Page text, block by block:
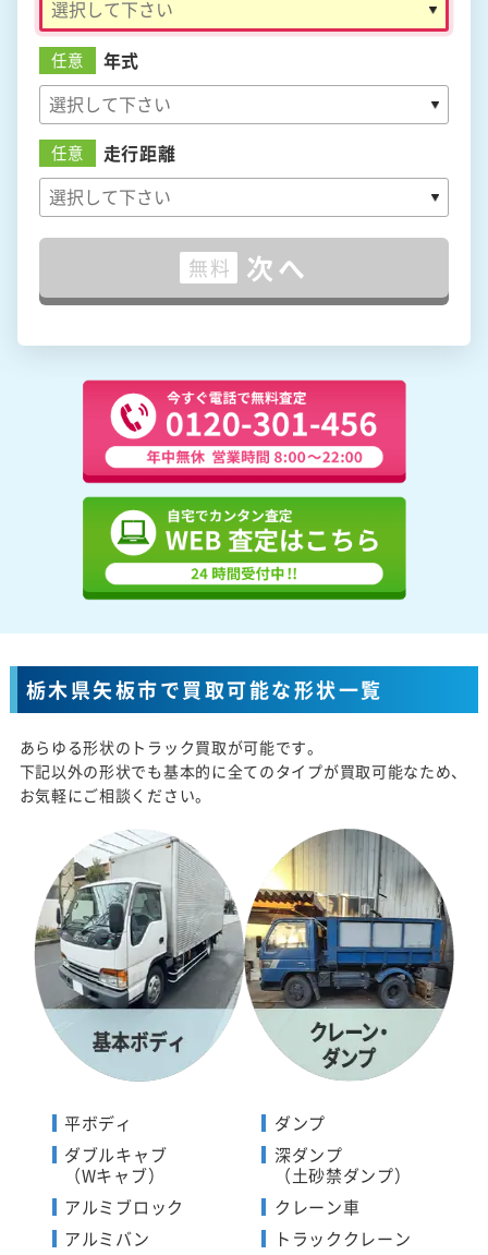
任意 年式
任意 走行距離
無料 次へ
栃木県矢板市で買取可能な形状一覧
あらゆる形状のトラック買取が可能です。
下記以外の形状でも基本的に全てのタイプが買取可能なため、
お気軽にご相談ください。
平ボディ
ダブルキャブ
（Wキャブ）
アルミブロック
アルミバン
ダンプ
深ダンプ
（土砂禁ダンプ）
クレーン車
トラッククレーン